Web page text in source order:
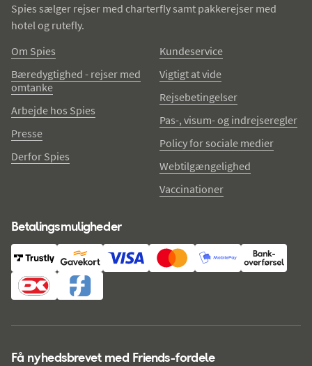
Spies sælger rejser med charterfly samt pakkerejser med
hotel og rutefly.
Om Spies
Bæredygtighed - rejser med
omtanke
Arbejde hos Spies
Presse
Derfor Spies
Kundeservice
Vigtigt at vide
Rejsebetingelser
Pas-, visum- og indrejseregler
Policy for sociale medier
Webtilgængelighed
Vaccinationer
Betalingsmuligheder
Få nyhedsbrevet med Friends-fordele